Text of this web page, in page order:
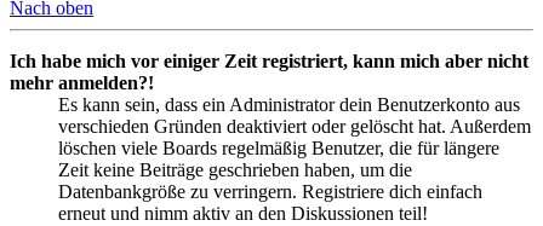
Nach oben
Ich habe mich vor einiger Zeit registriert, kann mich aber nicht
mehr anmelden?!
Es kann sein, dass ein Administrator dein Benutzerkonto aus
verschieden Gründen deaktiviert oder gelöscht hat. Außerdem
löschen viele Boards regelmäßig Benutzer, die für längere
Zeit keine Beiträge geschrieben haben, um die
Datenbankgröße zu verringern. Registriere dich einfach
erneut und nimm aktiv an den Diskussionen teil!